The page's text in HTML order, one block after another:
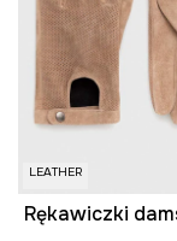
LEATHER